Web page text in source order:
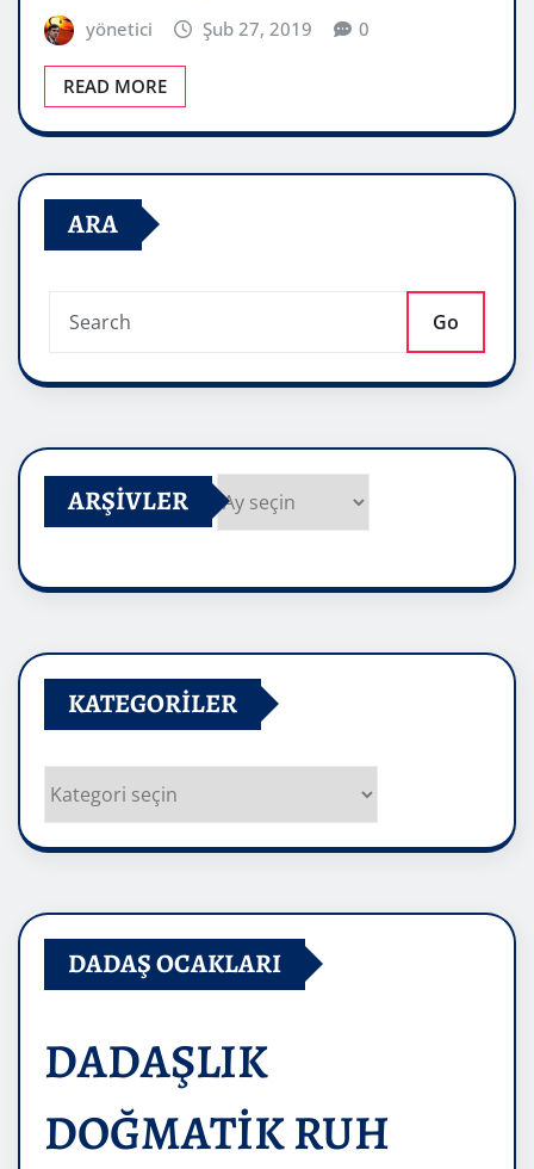
yönetici Şub 27, 2019 0
READ MORE
ARA
Go
ARŞIVLER
KATEGORILER
Kategoriler
DADAŞ OCAKLARI
DADAŞLIK
DOĞMATİK RUH